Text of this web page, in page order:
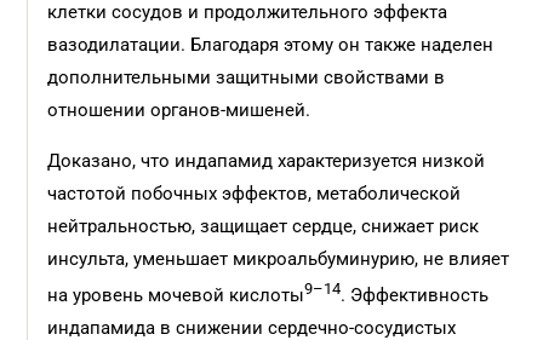
клетки сосудов и продолжительного эффекта
вазодилатации. Благодаря этому он также наделен
дополнительными защитными свойствами в
отношении органов-мишеней.
Доказано, что индапамид характеризуется низкой
частотой побочных эффектов, метаболической
нейтральностью, защищает сердце, снижает риск
инсульта, уменьшает микроальбуминурию, не влияет
на уровень мочевой кислоты9–14. Эффективность
индапамида в снижении сердечно-сосудистых